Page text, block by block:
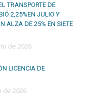
TRANSPORTE DE
2,25%EN JULIO Y
ALZA DE 25% EN SIETE
de 2026
LICENCIA DE
de 2026